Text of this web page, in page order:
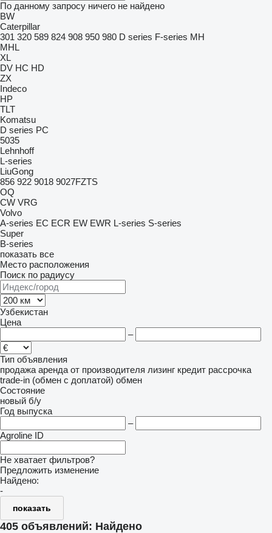
По данному запросу ничего не найдено
BW
Caterpillar
301 320 589 824 908 950 980 D series F-series MH
MHL
XL
DV HC HD
ZX
Indeco
HP
TLT
Komatsu
D series PC
5035
Lehnhoff
L-series
LiuGong
856 922 9018 9027FZTS
OQ
CW VRG
Volvo
A-series EC ECR EW EWR L-series S-series
Super
B-series
показать все
Место расположения
Поиск по радиусу
Узбекистан
Цена
–
Тип объявления
продажа аренда от производителя лизинг кредит рассрочка
trade-in (обмен с доплатой) обмен
Состояние
новый б/у
Год выпуска
–
Agroline ID
Не хватает фильтров?
Предложить изменение
Найдено:
-
показать
405 объявлений: Найдено